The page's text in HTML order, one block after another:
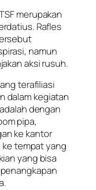
merupakan
Rafles
namun
aksi rusuh.
terafiliasi
dalam kegiatan
dengan
pipa,
ke kantor
tempat yang
yang bisa